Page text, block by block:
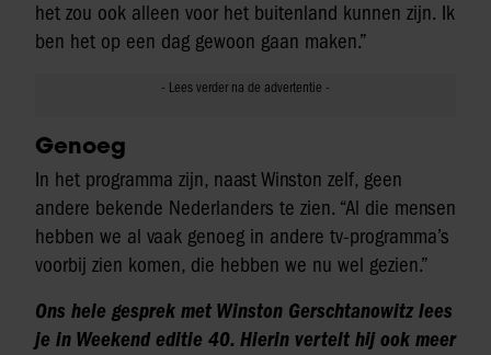
het zou ook alleen voor het buitenland kunnen zijn. Ik
ben het op een dag gewoon gaan maken.”
Genoeg
In het programma zijn, naast Winston zelf, geen
andere bekende Nederlanders te zien. “Al die mensen
hebben we al vaak genoeg in andere tv-programma’s
voorbij zien komen, die hebben we nu wel gezien.”
Ons hele gesprek met Winston Gerschtanowitz lees
je in Weekend editie 40. Hierin vertelt hij ook meer